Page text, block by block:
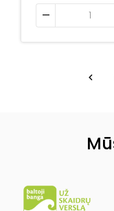
produkto